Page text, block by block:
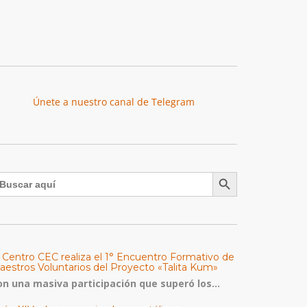
Únete a nuestro canal de Telegram
Botón de búsqueda
Centro CEC realiza el 1° Encuentro Formativo de
Voluntarios del Proyecto «Talita Kum»
una masiva participación que superó los...